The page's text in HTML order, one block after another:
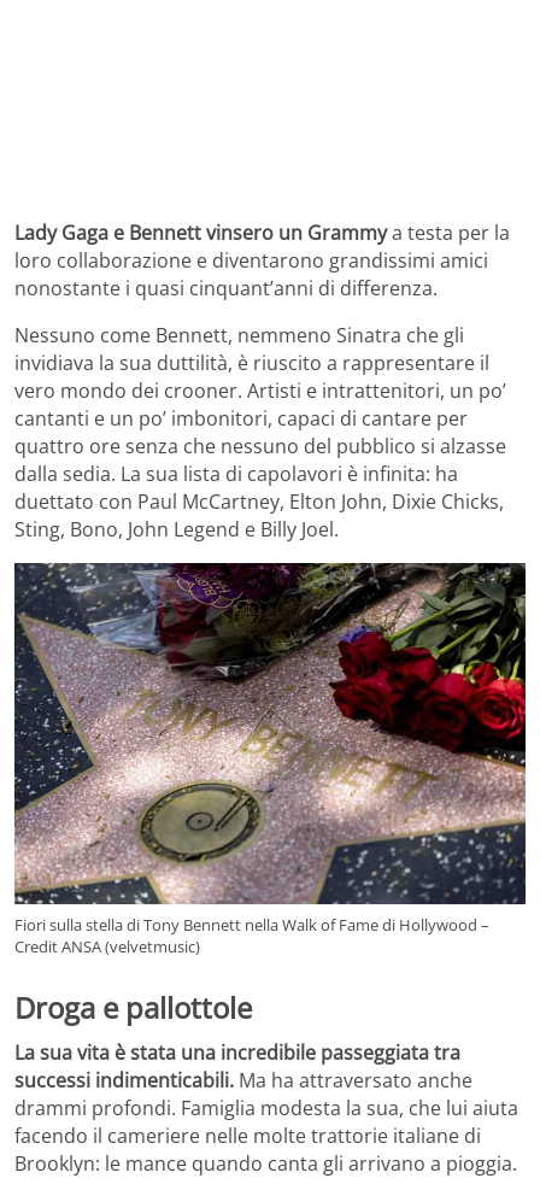
Lady Gaga e Bennett vinsero un Grammya testa per la
loro collaborazione e diventarono grandissimi amici
nonostante i quasi cinquant’anni di differenza.
Nessuno come Bennett, nemmeno Sinatra che gli
invidiava la sua duttilità, è riuscito a rappresentare il
vero mondo dei crooner. Artisti e intrattenitori, un po’
cantanti e un po’ imbonitori, capaci di cantare per
quattro ore senza che nessuno del pubblico si alzasse
dalla sedia. La sua lista di capolavori è infinita: ha
duettato con Paul McCartney, Elton John, Dixie Chicks,
Sting, Bono, John Legend e Billy Joel.
Fiori sulla stella di Tony Bennett nella Walk of Fame di Hollywood –
Credit ANSA (velvetmusic)
Droga e pallottole
La sua vita è stata una incredibile passeggiata tra
successi indimenticabili. Ma ha attraversato anche
drammi profondi. Famiglia modesta la sua, che lui aiuta
facendo il cameriere nelle molte trattorie italiane di
Brooklyn: le mance quando canta gli arrivano a pioggia.